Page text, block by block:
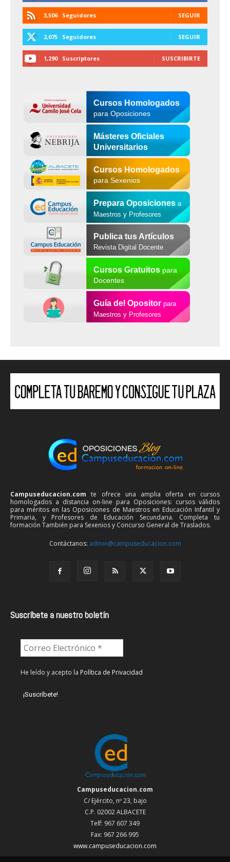
3,506 Seguidores SEGUIR
2,075 Seguidores SEGUIR
1,290 Suscriptores SUSCRIBIRTE
Cursos Homologados
para Oposiciones
Másteres Oficiales
Universitarios
Cursos Homologados
para Sexenios
Prepara Oposiciones a
Maestros y Profesores
Publica tus Artículos
Revista Digital Docente
Cursos Gratuitospara
Docentes
Guía del Opositor para
Maestros y Profesores
Campuseducacion.com te ofrece una amplia oferta en cursos
homologados a distancia on-line para Oposiciones: cursos válidos
para méritos en las Oposiciones de Maestros en Educación Infantil y
Primaria, y Profesores de Educación Secundaria. Completa tu
formación También para Sexenios y Concurso General de Traslados.
Contáctanos: admin@campuseducacion.com
Suscríbete a nuestro boletín
He leído y acepto la Política de Privacidad
Campuseducacion.com
C/ Ejército, nº 23, bajo
C.P. 02002 ALBACETE
Telf: 967 607 349
Fax: 967 266 995
www.campuseducacion.com